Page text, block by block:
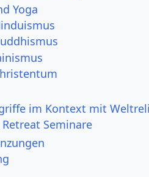
Yoga
Seminare
Ergänzungen